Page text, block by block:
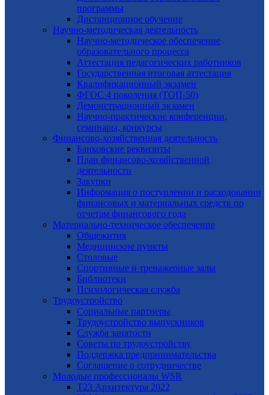
программы
Дистанционное обучение
Научно-методическая деятельность
Научно-методическое обеспечение
образовательного процесса
Аттестация педагогических работников
Государственная итоговая аттестация
Квалификационный экзамен
ФГОС 4 поколения (ТОП-50)
Демонстрационный экзамен
Научно-практические конференции,
семинары, конкурсы
Финансово-хозяйственная деятельность
Банковские реквизиты
План финансово-хозяйственной
деятельности
Закупки
Информация о поступлении и расходовании
финансовых и материальных средств по
отчетам финансового года
Материально-техническое обеспечение
Общежития
Медицинские пункты
Столовые
Спортивные и тренажерные залы
Библиотеки
Психологическая служба
Трудоустройство
Cоциальные партнеры
Трудоустройство выпускников
Служба занятости
Советы по трудоустройству
Поддержка предпринимательства
Cоглашение о сотрудничестве
Молодые профессионалы WSR
T23 Архитектура 2022